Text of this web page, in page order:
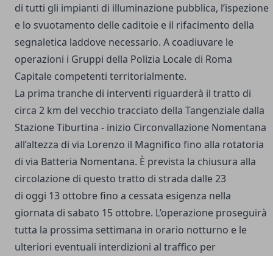
di tutti gli impianti di illuminazione pubblica, l’ispezione
e lo svuotamento delle caditoie e il rifacimento della
segnaletica laddove necessario. A coadiuvare le
operazioni i Gruppi della Polizia Locale di Roma
Capitale competenti territorialmente.
La prima tranche di interventi riguarderà il tratto di
circa 2 km del vecchio tracciato della Tangenziale dalla
Stazione Tiburtina - inizio Circonvallazione Nomentana
all’altezza di via Lorenzo il Magnifico fino alla rotatoria
di via Batteria Nomentana. È prevista la chiusura alla
circolazione di questo tratto di strada dalle 23
di oggi 13 ottobre fino a cessata esigenza nella
giornata di sabato 15 ottobre. L’operazione proseguirà
tutta la prossima settimana in orario notturno e le
ulteriori eventuali interdizioni al traffico per